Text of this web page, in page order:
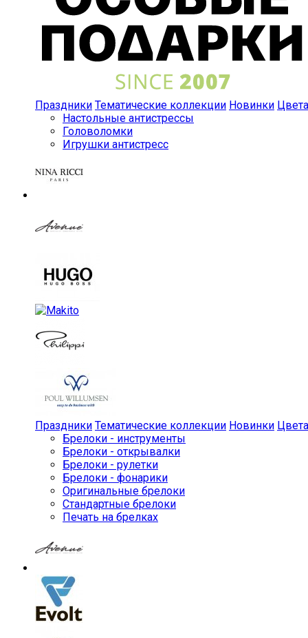
Праздники Тематические коллекции Новинки Цвета
Настольные антистрессы
Головоломки
Игрушки антистресс
Праздники Тематические коллекции Новинки Цвета
Брелоки - инструменты
Брелоки - открывалки
Брелоки - рулетки
Брелоки - фонарики
Оригинальные брелоки
Стандартные брелоки
Печать на брелках